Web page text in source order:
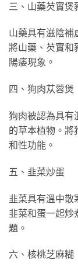
三、山藥芡實煲
山藥具有滋陰補
將山藥、芡實和
陽痿現象。
四、狗肉苁蓉煲
狗肉被認為具有
的草本植物。將
和性功能。
五、韭菜炒蛋
韭菜具有溫中散
韭菜和蛋一起炒
題。
六、核桃芝麻糊